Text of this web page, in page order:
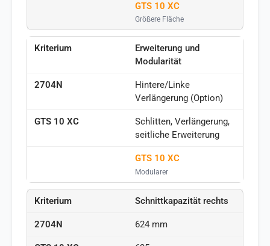
GTS 10 XC
Größere Fläche
Erweiterung und
Modularität
Hintere/Linke
Verlängerung (Option)
Schlitten, Verlängerung,
seitliche Erweiterung
GTS 10 XC
Modularer
Schnittkapazität rechts
624 mm